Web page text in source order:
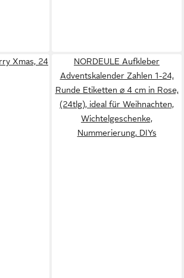
Xmas, 24
NORDEULE Aufkleber
Adventskalender Zahlen 1-24,
Runde Etiketten ⌀ 4 cm in Rose,
(24tlg), ideal für Weihnachten,
Wichtelgeschenke,
Nummerierung, DIYs